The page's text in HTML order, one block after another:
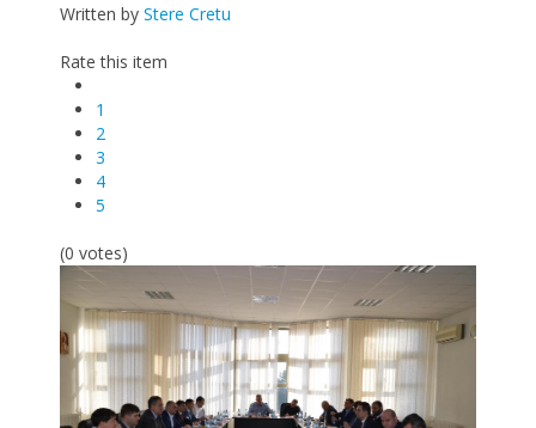
Written by Stere Cretu
Rate this item
1
2
3
4
5
(0 votes)